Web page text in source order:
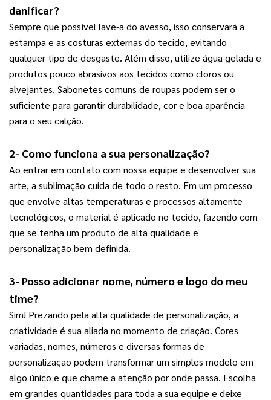
danificar?
Sempre que possível lave-a do avesso, isso conservará a
estampa e as costuras externas do tecido, evitando
qualquer tipo de desgaste. Além disso, utilize água gelada e
produtos pouco abrasivos aos tecidos como cloros ou
alvejantes. Sabonetes comuns de roupas podem ser o
suficiente para garantir durabilidade, cor e boa aparência
para o seu calção.
2- Como funciona a sua personalização?
Ao entrar em contato com nossa equipe e desenvolver sua
arte, a sublimação cuida de todo o resto. Em um processo
que envolve altas temperaturas e processos altamente
tecnológicos, o material é aplicado no tecido, fazendo com
que se tenha um produto de alta qualidade e
personalização bem definida.
3- Posso adicionar nome, número e logo do meu
time?
Sim! Prezando pela alta qualidade de personalização, a
criatividade é sua aliada no momento de criação. Cores
variadas, nomes, números e diversas formas de
personalização podem transformar um simples modelo em
algo único e que chame a atenção por onde passa. Escolha
em grandes quantidades para toda a sua equipe e deixe